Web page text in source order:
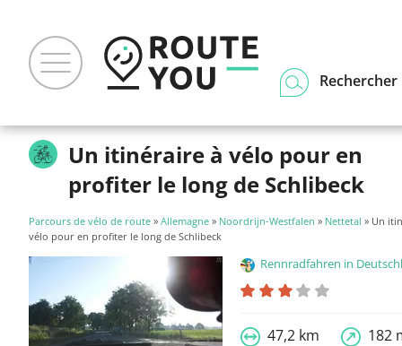
Un itinéraire à vélo pour en
profiter le long de Schlibeck
Parcours de vélo de route » Allemagne » Noordrijn-Westfalen » Nettetal » Un
vélo pour en profiter le long de Schlibeck
Rennradfahren in
47,2 km
182